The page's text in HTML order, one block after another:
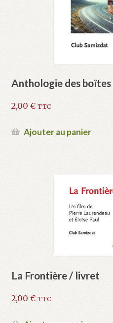
Anthologie des boîtes
2,00 € TTC
Ajouter au panier
La Frontière / livret
2,00 € TTC